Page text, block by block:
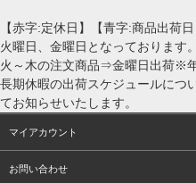
【赤字:定休日】【青字:商品出荷
火曜日、金曜日となっておりま
火～木の注文商品⇒金曜日出荷※
長期休暇の出荷スケジュールにつ
てお知らせいたします。
マイアカウント
お問い合わせ